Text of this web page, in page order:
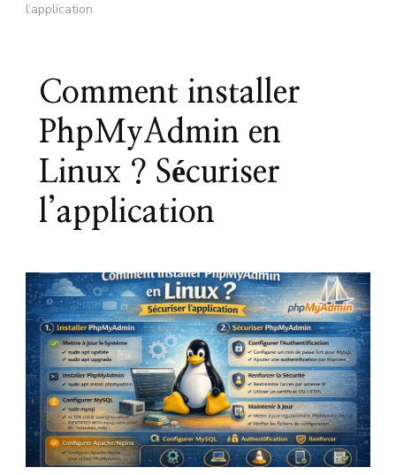
l’application
Comment installer
PhpMyAdmin en
Linux ? Sécuriser
l’application